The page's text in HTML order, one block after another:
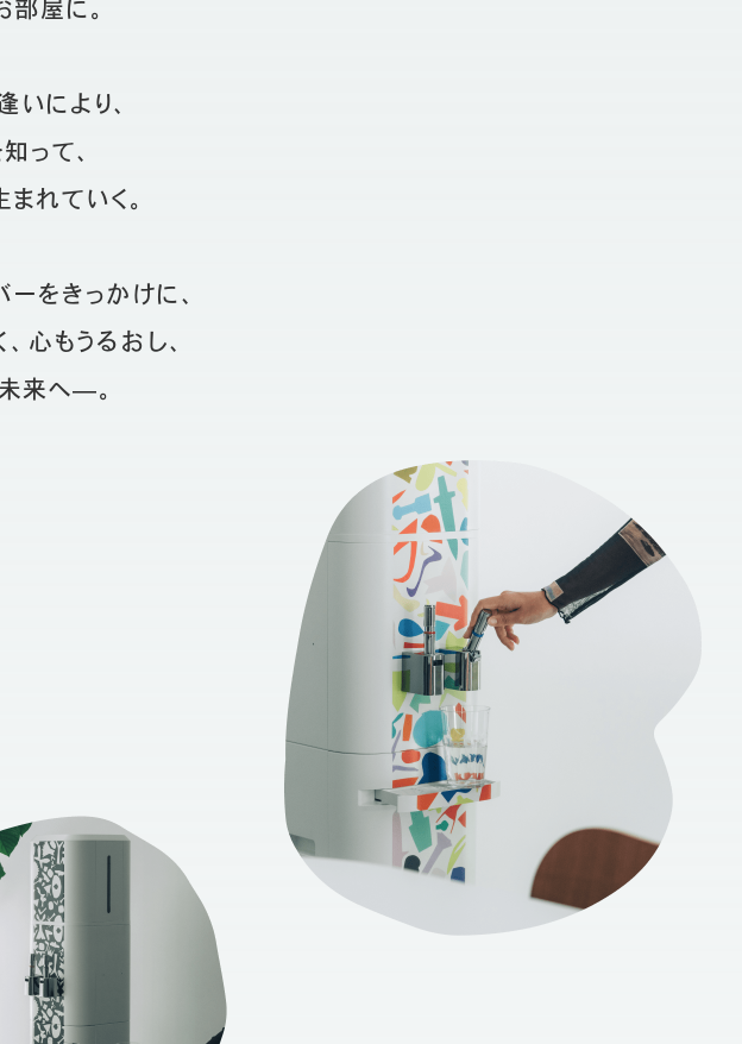
部屋に。
により、
って、
れていく。
をきっかけに、
心もうるおし、
来へ—。